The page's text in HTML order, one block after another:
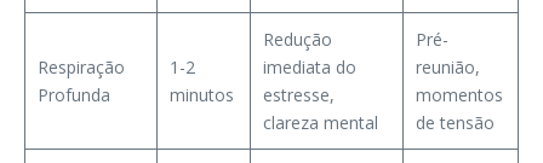
Respiração
Profunda
1-2
minutos
Redução
imediata do
estresse,
clareza mental
Pré-
reunião,
momentos
de tensão